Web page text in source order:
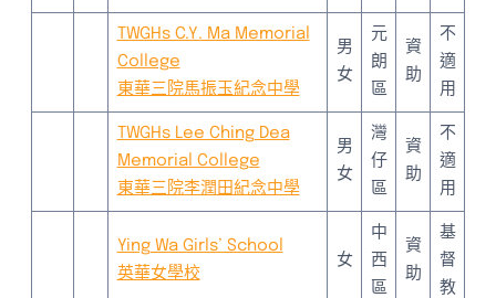
TWGHs C.Y. Ma Memorial
College
東華三院馬振玉紀念中學
男
女
元
朗
區
資
助
不
適
用
TWGHs Lee Ching Dea
Memorial College
東華三院李潤田紀念中學
男
女
灣
仔
區
資
助
不
適
用
Ying Wa Girls’ School
英華女學校
女
中
西
區
資
助
基
督
教